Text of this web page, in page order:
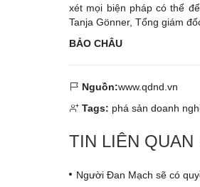
xét mọi biện pháp có thể
Tanja Gönner, Tổng giám
BẢO CHÂU
Nguồn:www.qdnd.vn
Tags: phá sản doanh
TIN LIÊN QUAN
Người Đan Mạch sẽ có